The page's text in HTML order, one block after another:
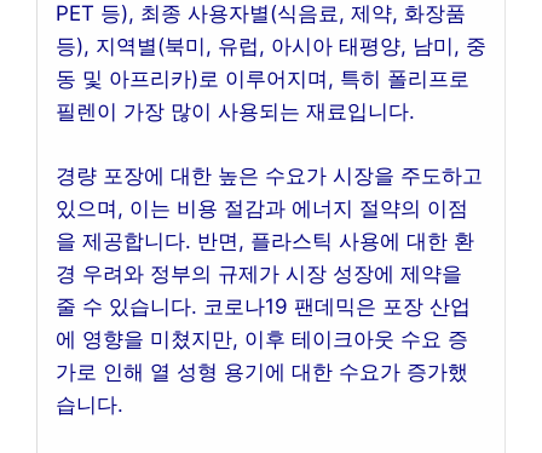
PET 등), 최종 사용자별(식음료, 제약, 화장품
등), 지역별(북미, 유럽, 아시아 태평양, 남미, 중
동 및 아프리카)로 이루어지며, 특히 폴리프로
필렌이 가장 많이 사용되는 재료입니다.
경량 포장에 대한 높은 수요가 시장을 주도하고
있으며, 이는 비용 절감과 에너지 절약의 이점
을 제공합니다. 반면, 플라스틱 사용에 대한 환
경 우려와 정부의 규제가 시장 성장에 제약을
줄 수 있습니다. 코로나19 팬데믹은 포장 산업
에 영향을 미쳤지만, 이후 테이크아웃 수요 증
가로 인해 열 성형 용기에 대한 수요가 증가했
습니다.